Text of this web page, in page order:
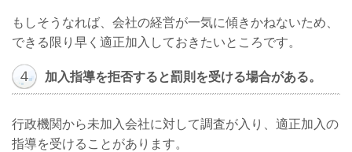
もしそうなれば、会社の経営が一気に傾きかねないため、
できる限り早く適正加入しておきたいところです。
４ 加入指導を拒否すると罰則を受ける場合がある。
行政機関から未加入会社に対して調査が入り、適正加入の
指導を受けることがあります。